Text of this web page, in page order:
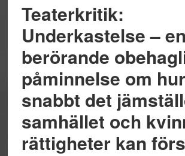
Teaterkritik:
Underkastelse – en
berörande
påminnelse om hur
snabbt det
samhället och
rättigheter kan